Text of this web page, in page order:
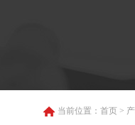
当前位置： 首页 >